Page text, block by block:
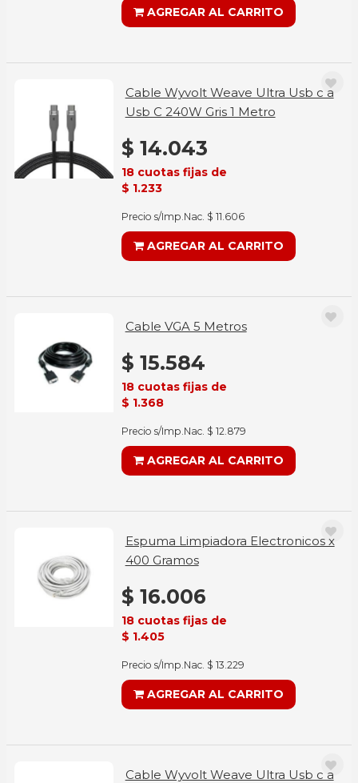
AGREGAR AL CARRITO
Cable Wyvolt Weave Ultra Usb c a
Usb C 240W Gris 1 Metro
$ 14.043
18 cuotas fijas de
$ 1.233
Precio s/Imp.Nac. $ 11.606
AGREGAR AL CARRITO
Cable VGA 5 Metros
$ 15.584
18 cuotas fijas de
$ 1.368
Precio s/Imp.Nac. $ 12.879
AGREGAR AL CARRITO
Espuma Limpiadora Electronicos x
400 Gramos
$ 16.006
18 cuotas fijas de
$ 1.405
Precio s/Imp.Nac. $ 13.229
AGREGAR AL CARRITO
Cable Wyvolt Weave Ultra Usb c a